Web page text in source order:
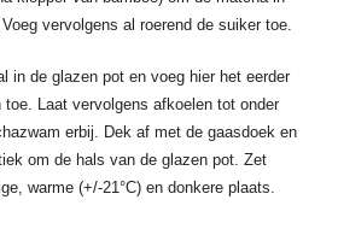
vervolgens al roerend de suiker toe.
in de glazen pot en voeg hier het eerder
Laat vervolgens afkoelen tot onder
erbij. Dek af met de gaasdoek en
om de hals van de glazen pot. Zet
warme (+/-21°C) en donkere plaats.